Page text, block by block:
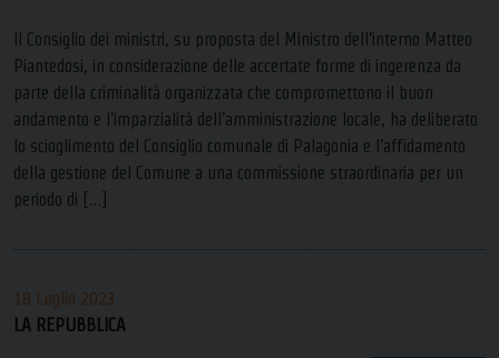
Il Consiglio dei ministri, su proposta del Ministro dell’interno Matteo
Piantedosi, in considerazione delle accertate forme di ingerenza da
parte della criminalità organizzata che compromettono il buon
andamento e l’imparzialità dell’amministrazione locale, ha deliberato
lo scioglimento del Consiglio comunale di Palagonia e l’affidamento
della gestione del Comune a una commissione straordinaria per un
periodo di […]
18 Luglio 2023
LA REPUBBLICA